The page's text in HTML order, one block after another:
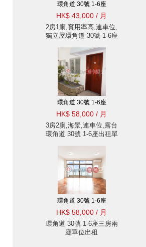
環角道 30號 1-6座
HK$ 43,000 / 月
2房1廁,實用率高,連車位,
獨立屋環角道 30號 1-6座
環角道 30號 1-6座
HK$ 58,000 / 月
3房2廁,海景,連車位,露台
環角道 30號 1-6座出租單
環角道 30號 1-6座
HK$ 58,000 / 月
環角道 30號 1-6座三房兩
廳單位出租